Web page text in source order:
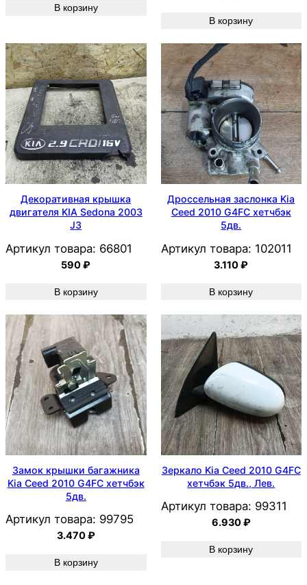
В корзину
В корзину
Декоративная крышка
двигателя KIA Sedona 2003
J3
Артикул товара: 66801
590₽
В корзину
Дроссельная заслонка Kia
Ceed 2010 G4FC хетчбэк
5дв.
Артикул товара: 102011
3.110₽
В корзину
Замок крышки багажника
Kia Ceed 2010 G4FC хетчбэк
5дв.
Артикул товара: 99795
3.470₽
В корзину
Зеркало Kia Ceed 2010 G4FC
хетчбэк 5дв., Лев.
Артикул товара: 99311
6.930₽
В корзину